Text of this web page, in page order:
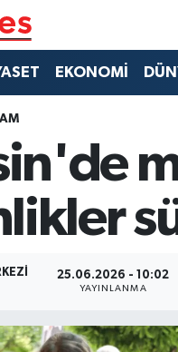
EKONOMİ
25.06.2026 - 10:02
YAYINLANMA